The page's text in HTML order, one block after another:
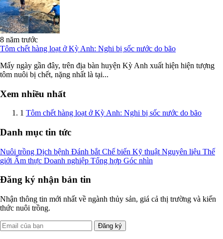
8 năm trước
Tôm chết hàng loạt ở Kỳ Anh: Nghi bị sốc nước do bão
Mấy ngày gần đây, trên địa bàn huyện Kỳ Anh xuất hiện hiện tượng
tôm nuôi bị chết, nặng nhất là tại...
Xem nhiều nhất
1 Tôm chết hàng loạt ở Kỳ Anh: Nghi bị sốc nước do bão
Danh mục tin tức
Nuôi trồng Dịch bệnh Đánh bắt Chế biến Kỹ thuật Nguyên liệu Thế
giới Ẩm thực Doanh nghiệp Tổng hợp Góc nhìn
Đăng ký nhận bản tin
Nhận thông tin mới nhất về ngành thủy sản, giá cả thị trường và kiến
thức nuôi trồng.
Đăng ký